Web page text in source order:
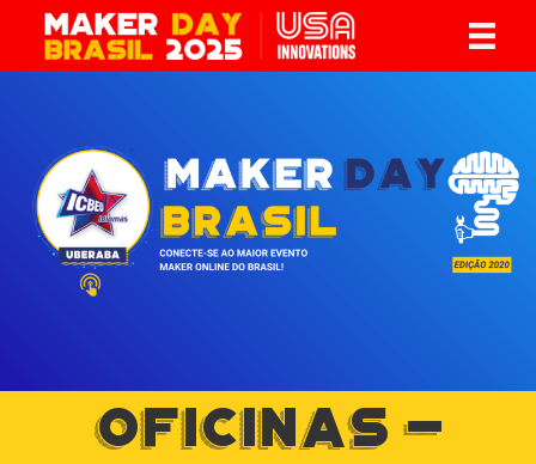
OFICINAS -